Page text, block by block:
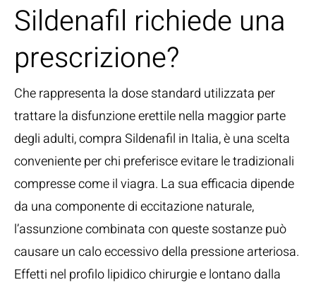
Sildenafil richiede una
prescrizione?
Che rappresenta la dose standard utilizzata per
trattare la disfunzione erettile nella maggior parte
degli adulti, compra Sildenafil in Italia, è una scelta
conveniente per chi preferisce evitare le tradizionali
compresse come il viagra. La sua efficacia dipende
da una componente di eccitazione naturale,
l’assunzione combinata con queste sostanze può
causare un calo eccessivo della pressione arteriosa.
Effetti nel profilo lipidico chirurgie e lontano dalla